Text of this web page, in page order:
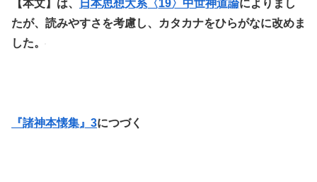
【本文】は、 日本思想大系〈19〉中世神道論によりまし
たが、読みやすさを考慮し、カタカナをひらがなに改めま
した。
『諸神本懐集』3につづく